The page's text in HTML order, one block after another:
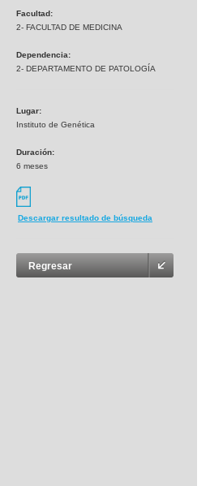
Facultad:
2- FACULTAD DE MEDICINA
Dependencia:
2- DEPARTAMENTO DE PATOLOGÍA
Lugar:
Instituto de Genética
Duración:
6 meses
Descargar resultado de búsqueda
Regresar